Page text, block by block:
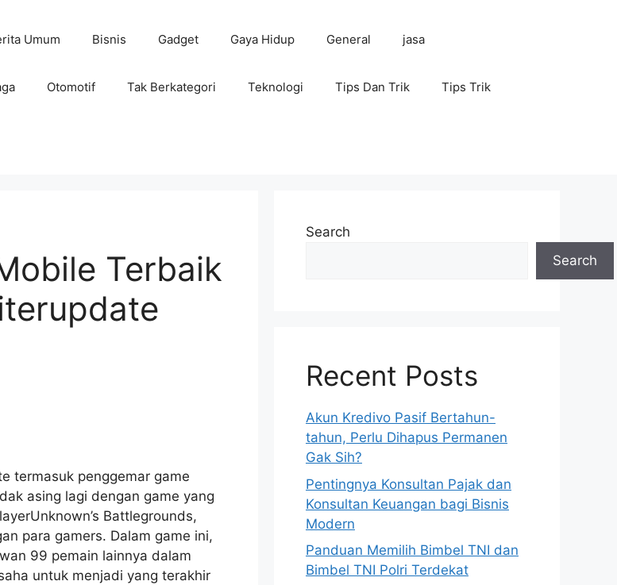
Umum Bisnis Gadget Gaya Hidup General jasa
Otomotif Tak Berkategori Teknologi Tips Dan Trik Tips Trik
Terbaik
termasuk penggemar game
asing lagi dengan game yang
Battlegrounds,
para gamers. Dalam game ini,
99 pemain lainnya dalam
untuk menjadi yang terakhir
Search
Search
Recent Posts
Akun Kredivo Pasif Bertahun-
tahun, Perlu Dihapus Permanen
Gak Sih?
Pentingnya Konsultan Pajak dan
Konsultan Keuangan bagi Bisnis
Modern
Panduan Memilih Bimbel TNI dan
Bimbel TNI Polri Terdekat